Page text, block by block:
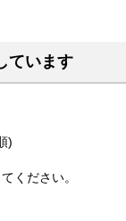
ています
)
ください。